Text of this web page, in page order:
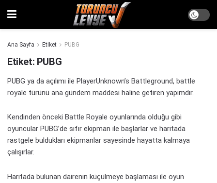
Ana Sayfa Etiket PUBG
Etiket: PUBG
PUBG ya da açılımı ile PlayerUnknown’s Battleground, battle
royale türünü ana gündem maddesi haline getiren yapımdır.
Kendinden önceki Battle Royale oyunlarında olduğu gibi
oyuncular PUBG’de sıfır ekipman ile başlarlar ve haritada
rastgele buldukları ekipmanlar sayesinde hayatta kalmaya
çalışırlar.
Haritada bulunan dairenin küçülmeye başlaması ile oyun